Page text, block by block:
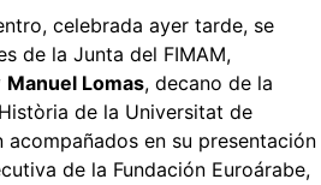
celebrada ayer tarde, se
de la Junta del FIMAM,
Manuel Lomas, decano de la
de la Universitat de
acompañados en su presentación
de la Fundación Euroárabe,